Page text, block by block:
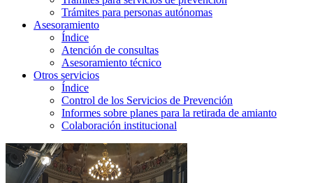
Trámites para personas autónomas
Asesoramiento
Índice
Atención de consultas
Asesoramiento técnico
Otros servicios
Índice
Control de los Servicios de Prevención
Informes sobre planes para la retirada de amianto
Colaboración institucional